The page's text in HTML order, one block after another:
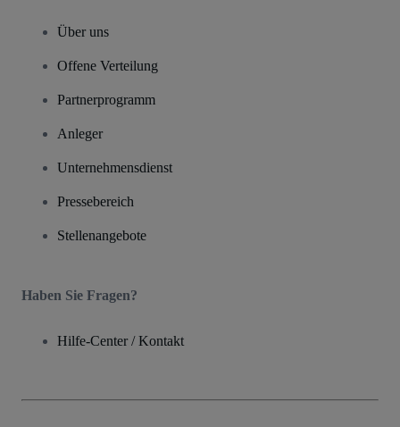
Über uns
Offene Verteilung
Partnerprogramm
Anleger
Unternehmensdienst
Pressebereich
Stellenangebote
Haben Sie Fragen?
Hilfe-Center / Kontakt